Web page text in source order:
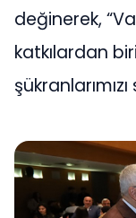
değinerek,
katkılardan